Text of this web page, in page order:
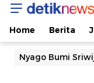
Home Berita
Nyago Bumi